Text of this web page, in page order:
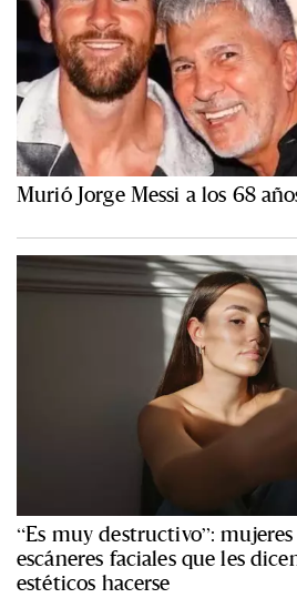
Murió Jorge Messi a los 68
“Es muy destructivo”:
escáneres faciales que les
estéticos hacerse